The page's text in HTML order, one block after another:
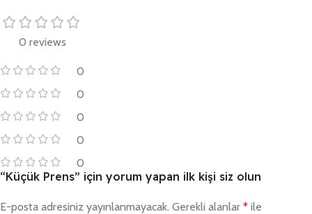
0 reviews
0
0
0
0
0
“Küçük Prens” için yorum yapan ilk kişi siz olun
E-posta adresiniz yayınlanmayacak. Gerekli alanlar * ile